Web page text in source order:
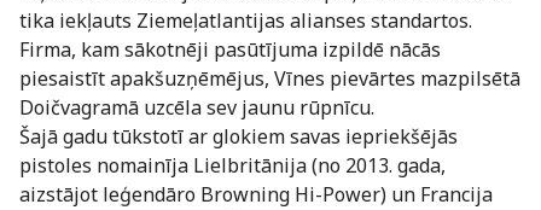
tika iekļauts Ziemeļatlantijas alianses standartos.
Firma, kam sākotnēji pasūtījuma izpildē nācās
piesaistīt apakšuzņēmējus, Vīnes pievārtes mazpilsētā
Doičvagramā uzcēla sev jaunu rūpnīcu.
Šajā gadu tūkstotī ar glokiem savas iepriekšējās
pistoles nomainīja Lielbritānija (no 2013. gada,
aizstājot leģendāro Browning Hi-Power) un Francija